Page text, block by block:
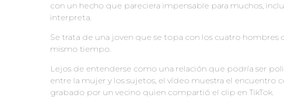
con un hecho que pareciera impensable para muchos,
interpreta.
Se trata de una joven que se topa con los cuatro hombres
mismo tiempo.
Lejos de entenderse como una relación que podría ser
entre la mujer y los sujetos, el vídeo muestra el encuentro
grabado por un vecino quien compartió el clip en TikTok.